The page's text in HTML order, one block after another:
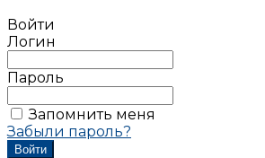
Войти
Логин
Пароль
Запомнить меня
Забыли пароль?